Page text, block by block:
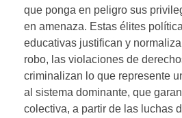
que ponga en peligro sus
en amenaza. Estas élites
educativas justifican y
robo, las violaciones de
criminalizan lo que represente
al sistema dominante, que
colectiva, a partir de las luchas